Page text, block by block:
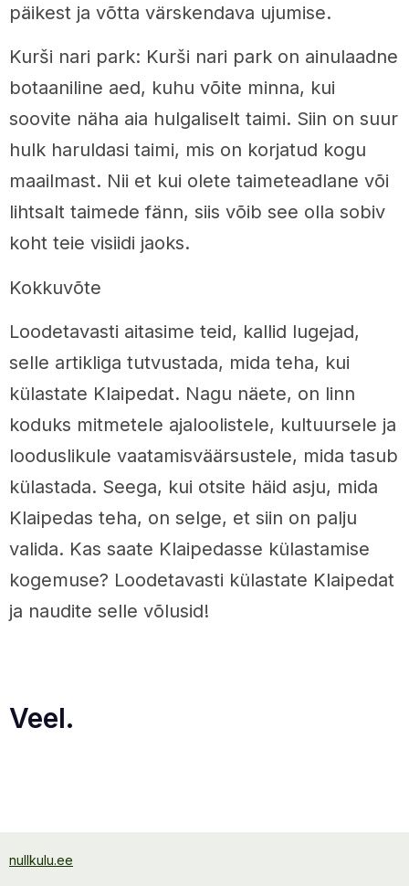
päikest ja võtta värskendava ujumise.
Kurši nari park: Kurši nari park on ainulaadne
botaaniline aed, kuhu võite minna, kui
soovite näha aia hulgaliselt taimi. Siin on suur
hulk haruldasi taimi, mis on korjatud kogu
maailmast. Nii et kui olete taimeteadlane või
lihtsalt taimede fänn, siis võib see olla sobiv
koht teie visiidi jaoks.
Kokkuvõte
Loodetavasti aitasime teid, kallid lugejad,
selle artikliga tutvustada, mida teha, kui
külastate Klaipedat. Nagu näete, on linn
koduks mitmetele ajaloolistele, kultuursele ja
looduslikule vaatamisväärsustele, mida tasub
külastada. Seega, kui otsite häid asju, mida
Klaipedas teha, on selge, et siin on palju
valida. Kas saate Klaipedasse külastamise
kogemuse? Loodetavasti külastate Klaipedat
ja naudite selle võlusid!
Veel.
nullkulu.ee